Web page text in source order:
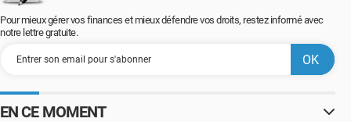
Pour mieux gérer vos finances et mieux défendre vos droits, restez informé avec
notre lettre gratuite.
EN CE MOMENT